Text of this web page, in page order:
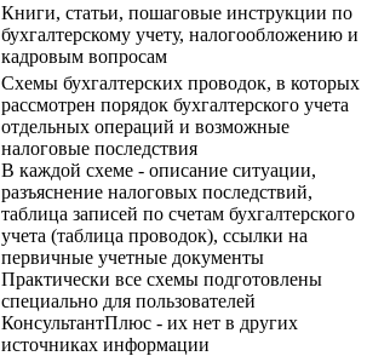
Книги, статьи, пошаговые инструкции по
бухгалтерскому учету, налогообложению и
кадровым вопросам
Схемы бухгалтерских проводок, в которых
рассмотрен порядок бухгалтерского учета
отдельных операций и возможные
налоговые последствия
В каждой схеме - описание ситуации,
разъяснение налоговых последствий,
таблица записей по счетам бухгалтерского
учета (таблица проводок), ссылки на
первичные учетные документы
Практически все схемы подготовлены
специально для пользователей
КонсультантПлюс - их нет в других
источниках информации